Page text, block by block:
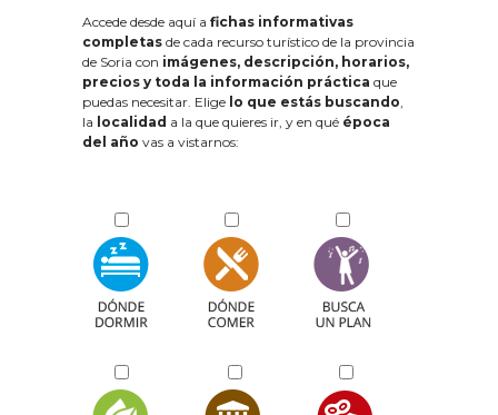
Accede desde aquí a fichas informativas
completas de cada recurso turístico de la provincia
de Soria con imágenes, descripción, horarios,
precios y toda la información práctica que
puedas necesitar. Elige lo que estás buscando,
la localidad a la que quieres ir, y en qué época
del año vas a vistarnos: